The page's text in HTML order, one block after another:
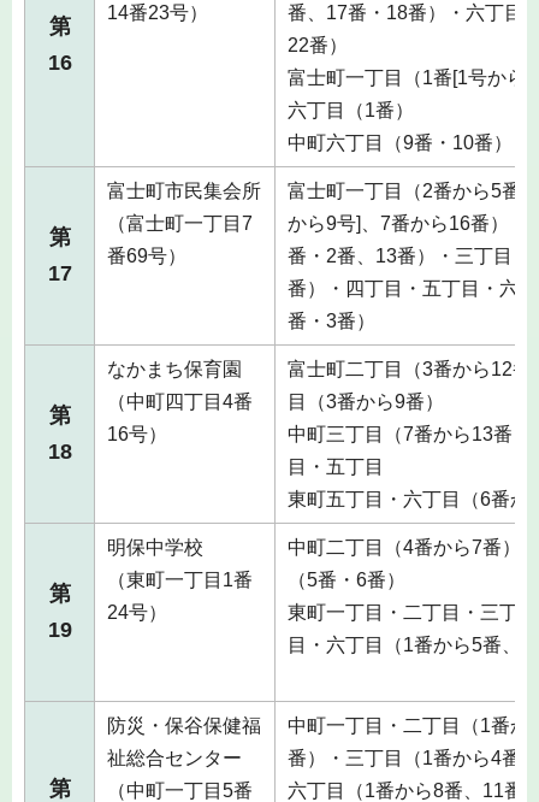
第
16
14番23号）
番、17番・18番）・六丁目
22番）
富士町一丁目（1番[1号から
六丁目（1番）
中町六丁目（9番・10番）
第
17
富士町市民集会所
（富士町一丁目7
番69号）
富士町一丁目（2番から5番
から9号]、7番から16番）・
番・2番、13番）・三丁目（
番）・四丁目・五丁目・六
番・3番）
第
18
なかまち保育園
（中町四丁目4番
16号）
富士町二丁目（3番から12番
目（3番から9番）
中町三丁目（7番から13番）
目・五丁目
東町五丁目・六丁目（6番か
第
19
明保中学校
（東町一丁目1番
24号）
中町二丁目（4番から7番）
（5番・6番）
東町一丁目・二丁目・三丁
目・六丁目（1番から5番、
第
防災・保谷保健福
祉総合センター
（中町一丁目5番
中町一丁目・二丁目（1番か
番）・三丁目（1番から4番
六丁目（1番から8番、11番